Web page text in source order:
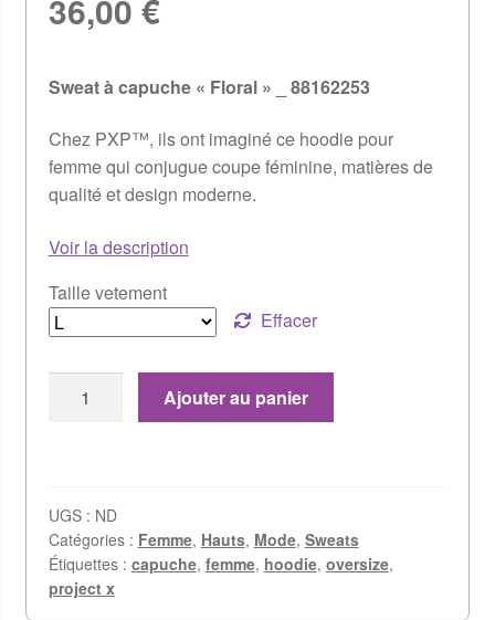
36,00 €
Sweat à capuche « Floral » _ 88162253
Chez PXP™, ils ont imaginé ce hoodie pour
femme qui conjugue coupe féminine, matières de
qualité et design moderne.
Voir la description
Taille vetement
Effacer
Ajouter au panier
UGS : ND
Catégories : Femme, Hauts, Mode, Sweats
Étiquettes : capuche, femme, hoodie, oversize,
project x